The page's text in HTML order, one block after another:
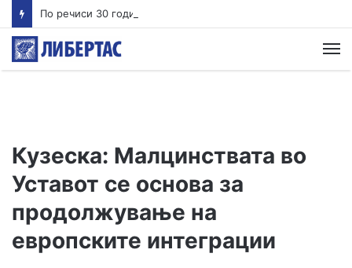
Кузеска: Малцинствата во
Уставот се основа за
продолжување на
европските интеграции